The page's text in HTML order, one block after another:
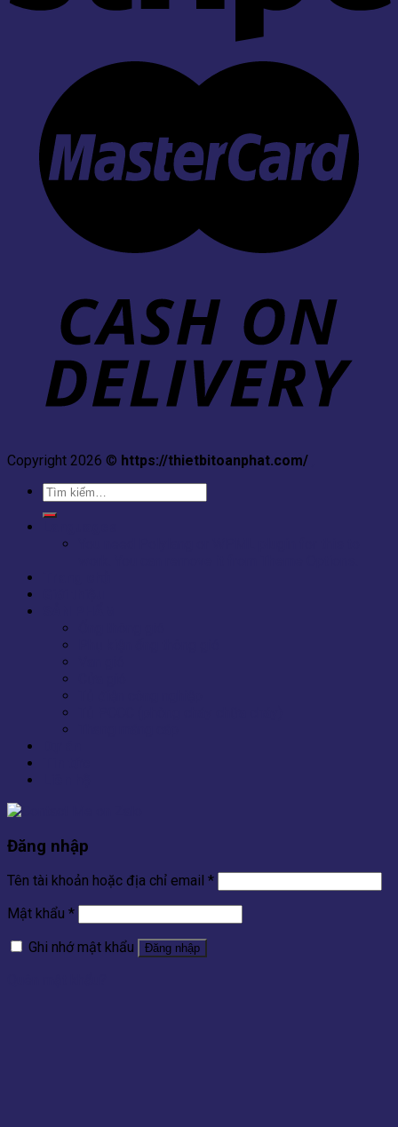
Copyright 2026 © https://thietbitoanphat.com/
Tìm
kiếm:
Đăng nhập
Tên tài khoản hoặc địa chỉ email *
Mật khẩu *
Ghi nhớ mật khẩu
Đăng nhập